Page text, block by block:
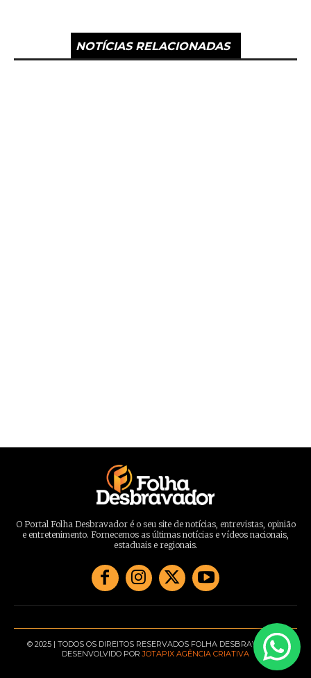
NOTÍCIAS RELACIONADAS
O Portal Folha Desbravador é o seu site de notícias, entrevistas, opinião
e entretenimento. Fornecemos as últimas notícias e vídeos nacionais,
estaduais e regionais.
© 2025 | TODOS OS DIREITOS RESERVADOS FOLHA DESBRAVADOR |
DESENVOLVIDO PORJOTAPIX AGÊNCIA CRIATIVA